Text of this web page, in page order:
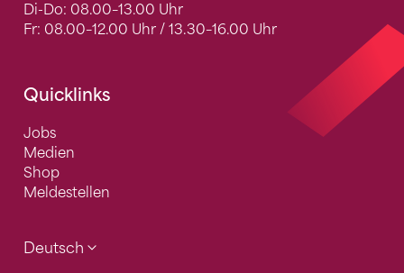
Di-Do: 08.00–13.00 Uhr
Fr: 08.00–12.00 Uhr / 13.30–16.00 Uhr
Quicklinks
Jobs
Medien
Shop
Meldestellen
Deutsch